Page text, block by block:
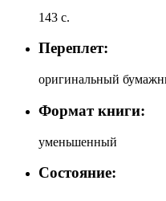
143 с.
Переплет:
оригинальный
Формат книги:
уменьшенный
Состояние: